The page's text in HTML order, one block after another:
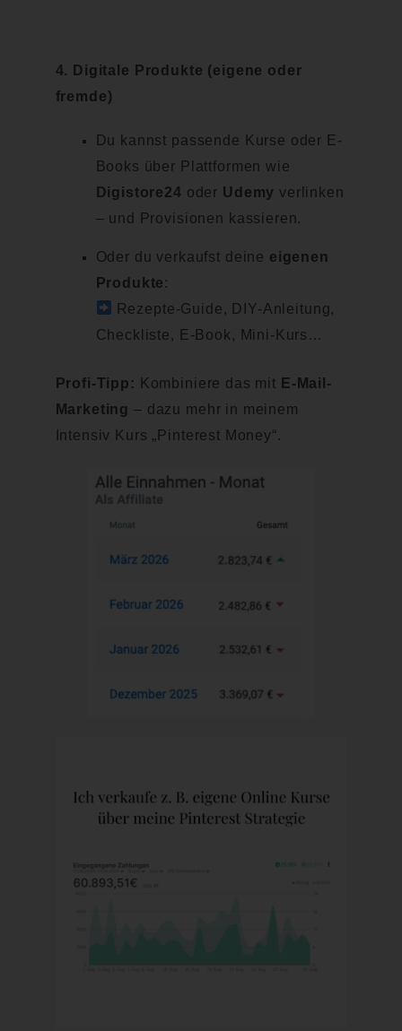
4.
Digitale Produkte (eigene oder
fremde)
Du kannst passende Kurse oder E-
Books über Plattformen wie
Digistore24 oder Udemy verlinken
– und Provisionen kassieren.
Oder du verkaufst deine eigenen
Produkte :
Rezepte-Guide, DIY-Anleitung,
Checkliste, E-Book, Mini-Kurs…
Profi-Tipp: Kombiniere das mit E-Mail-
Marketing – dazu mehr in meinem
Intensiv Kurs „Pinterest Money“.